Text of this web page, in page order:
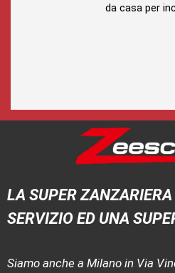
da casa per
LA SUPER
SERVIZIO ED UNA
Siamo anche a Milano in Via